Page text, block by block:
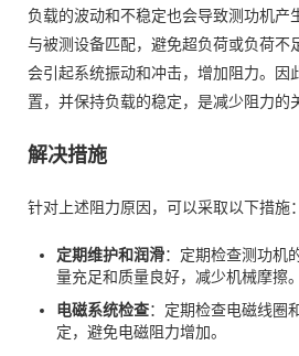
负载的波动和不稳定也会导致测功机产
与被测设备匹配，避免超负荷或负荷不
会引起系统振动和冲击，增加阻力。因
置，并保持负载的稳定，是减少阻力的
解决措施
针对上述阻力原因，可以采取以下措施：
定期维护和润滑：定期检查测功机
量充足和质量良好，减少机械摩擦。
电磁系统检查：定期检查电磁线圈
定，避免电磁阻力增加。